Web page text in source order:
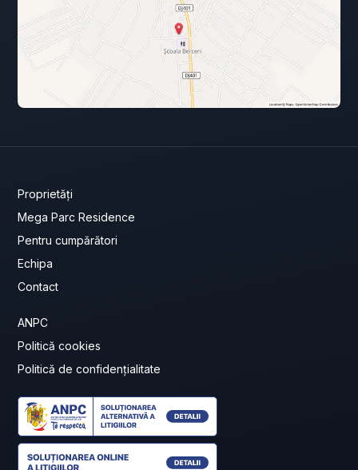
Proprietăți
Mega Parc Residence
Pentru cumpărători
Echipa
Contact
ANPC
Politică cookies
Politică de confidențialitate